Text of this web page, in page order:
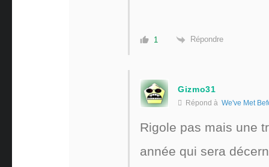
1 Répondre
Gizmo31
Répond à We've Met
Rigole pas mais une
année qui sera